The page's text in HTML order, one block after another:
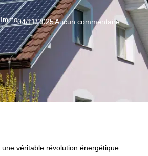
04/11/2025Aucun commentaire
véritable révolution énergétique.